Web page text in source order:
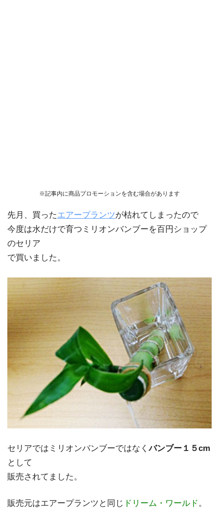
※記事内に商品プロモーションを含む場合があります
先月、買ったエアープランツが枯れてしまったので
今度は水だけで育つミリオンバンブーを百円ショップ
のセリア
で買いました。
セリアではミリオンバンブーではなくバンブー１５cm
として
販売されてました。
販売元はエアープランツと同じ ドリーム・ワールド。